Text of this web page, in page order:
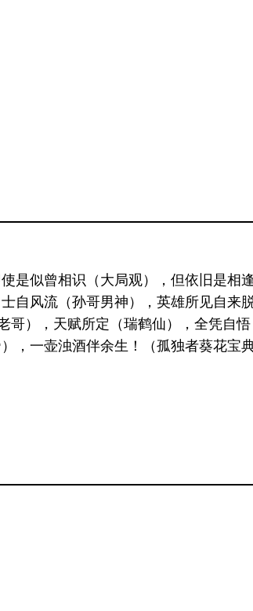
是似曾相识（大局观），但依旧是相
自风流（孙哥男神），英雄所见自来
），天赋所定（瑞鹤仙），全凭自
，一壶浊酒伴余生！（孤独者葵花宝典